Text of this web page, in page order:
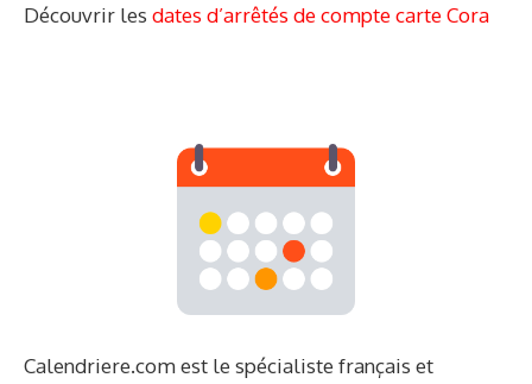
Découvrir les dates d’arrêtés de compte carte Cora
Calendriere.com est le spécialiste français et